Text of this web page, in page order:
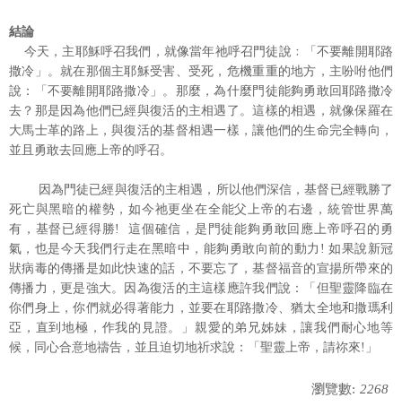
結論
今天，主耶穌呼召我們，就像當年祂呼召門徒說﹕「不要離開耶路
撒冷」。就在那個主耶穌受害、受死，危機重重的地方，主吩咐他們
說：「不要離開耶路撒冷」。那麼，為什麼門徒能夠勇敢回耶路撒冷
去？那是因為他們已經與復活的主相遇了。這樣的相遇，就像保羅在
大馬士革的路上，與復活的基督相遇一樣，讓他們的生命完全轉向，
並且勇敢去回應上帝的呼召。
因為門徒已經與復活的主相遇，所以他們深信，基督已經戰勝了
死亡與黑暗的權勢，如今祂更坐在全能父上帝的右邊，統管世界萬
有，基督已經得勝! 這個確信，是門徒能夠勇敢回應上帝呼召的勇
氣，也是今天我們行走在黑暗中，能夠勇敢向前的動力! 如果說新冠
狀病毒的傳播是如此快速的話，不要忘了，基督福音的宣揚所帶來的
傳播力，更是強大。因為復活的主這樣應許我們說：「但聖靈降臨在
你們身上，你們就必得著能力，並要在耶路撒冷、猶太全地和撒瑪利
亞，直到地極，作我的見證。」親愛的弟兄姊妹，讓我們耐心地等
候，同心合意地禱告，並且迫切地祈求說：「聖靈上帝，請祢來!」
瀏覽數: 2268